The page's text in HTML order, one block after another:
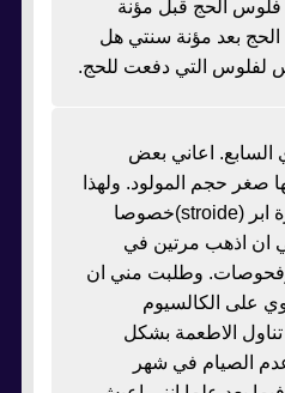
فلوس الحج قبل مؤنة
بعد مؤنة سنتي هل
لفلوس التي دفعت للحج.
السابع. اعاني بعض
صغر حجم المولود. ولهذا
السبب اعطتني الدكتورة ابر (stroide)خصوصا
ان اذهب مرتين في
وفحوصات. وطلبت مني ان
على الكالسيوم
تناول الاطعمة بشكل
الصيام في شهر